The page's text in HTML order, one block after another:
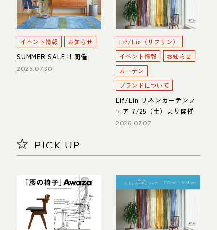
イベント情報 お知らせ
SUMMER SALE !! 開催
2026.07.30
Lif/Lin（リフリン）
イベント情報
お知らせ
カーテン
ブランドについて
Lif/Lin リネンカーテンフ
ェア 7/25（土）より開催
2026.07.07
PICK UP